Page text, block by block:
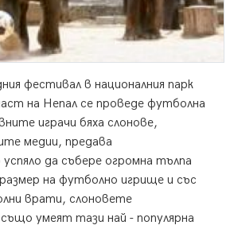
фестивал в националния парк
на Непал се проведе футболна
играчи бяха слонове,
медии, предава
да събере огромна тълпа
на футболно игрище и със
врати, слоновете
умеят тази най - популярна